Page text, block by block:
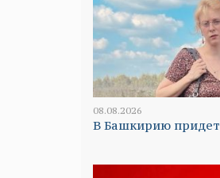
08.08.2026
В Башкирию